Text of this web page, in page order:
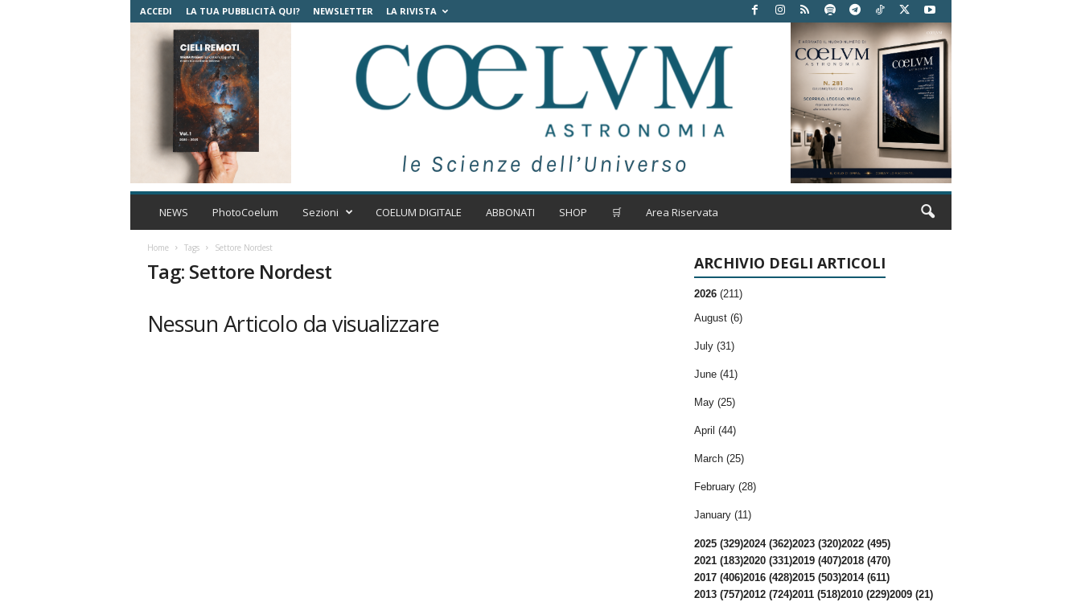
ACCEDI LA TUA PUBBLICITÀ QUI? NEWSLETTER LA RIVISTA
C
m
t
NEWS PhotoCoelum Sezioni COELUM DIGITALE ABBONATI SHOP 🛒 Area Riservata
Home Tags Settore Nordest
Tag: Settore Nordest
Nessun Articolo da visualizzare
ARCHIVIO DEGLI ARTICOLI
2026 (211)
August (6)
July (31)
June (41)
May (25)
April (44)
March (25)
February (28)
January (11)
2025 (329)2024 (362)2023 (320)2022 (495)
2021 (183)2020 (331)2019 (407)2018 (470)
2017 (406)2016 (428)2015 (503)2014 (611)
2013 (757)2012 (724)2011 (518)2010 (229)2009 (21)